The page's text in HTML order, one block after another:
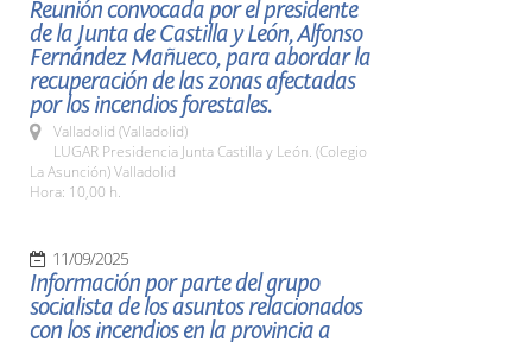
Reunión convocada por el presidente
de la Junta de Castilla y León, Alfonso
Fernández Mañueco, para abordar la
recuperación de las zonas afectadas
por los incendios forestales.
Valladolid (Valladolid)
LUGAR Presidencia Junta Castilla y León. (Colegio
La Asunción) Valladolid
Hora: 10,00 h.
11/09/2025
Información por parte del grupo
socialista de los asuntos relacionados
con los incendios en la provincia a